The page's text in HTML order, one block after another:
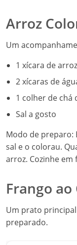
Arroz
Um
1 xícara de arroz
2 xícaras de
1 colher de chá
Sal a gosto
Modo de preparo:
sal e o colorau.
arroz. Cozinhe em
Frango
Um prato
preparado.